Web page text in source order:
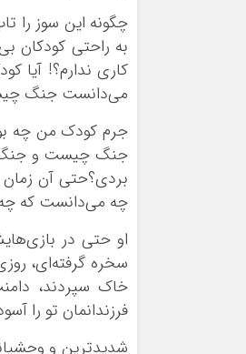
چگونه این سوز را
به راحتی کودکان
می‌دانست جنگ
جرم کودک من چه
جنگ چیست و جنگ
بردی؟حتی آن
چه می‌دانست که چه
او حتی در
سخره گرفته‌ای،
خاک سپردند،
فرزندانمان تو